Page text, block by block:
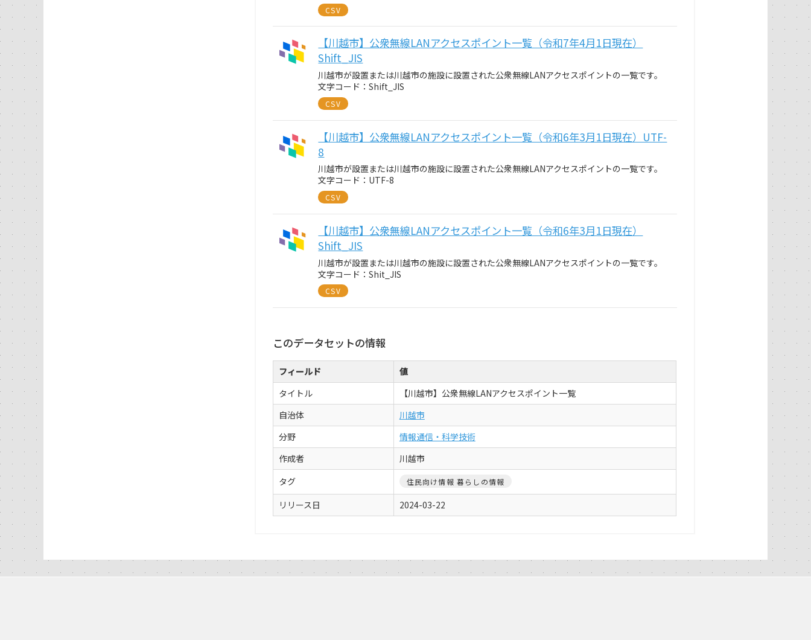
CSV
【川越市】公衆無線LANアクセスポイント一覧（令和7年4月1日現在）
Shift_JIS
川越市が設置または川越市の施設に設置された公衆無線LANアクセスポイントの一覧です。
文字コード：Shift_JIS
CSV
【川越市】公衆無線LANアクセスポイント一覧（令和6年3月1日現在）UTF-
8
川越市が設置または川越市の施設に設置された公衆無線LANアクセスポイントの一覧です。
文字コード：UTF-8
CSV
【川越市】公衆無線LANアクセスポイント一覧（令和6年3月1日現在）
Shift_JIS
川越市が設置または川越市の施設に設置された公衆無線LANアクセスポイントの一覧です。
文字コード：Shit_JIS
CSV
このデータセットの情報
フィールド
値
タイトル
【川越市】公衆無線LANアクセスポイント一覧
自治体
川越市
分野
情報通信・科学技術
作成者
川越市
タグ
住民向け情報 暮らしの情報
リリース日 2024-03-22